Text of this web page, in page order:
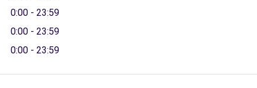
0:00 - 23:59
0:00 - 23:59
0:00 - 23:59